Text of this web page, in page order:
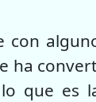
con
ha
que es